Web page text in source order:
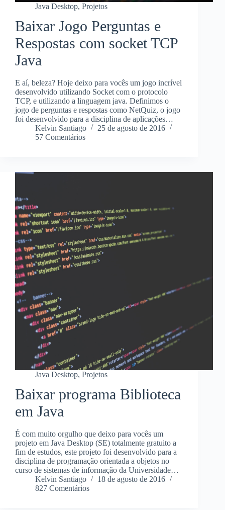
Java Desktop, Projetos
Baixar Jogo Perguntas e
Respostas com socket TCP
Java
E aí, beleza? Hoje deixo para vocês um jogo incrível
desenvolvido utilizando Socket com o protocolo
TCP, e utilizando a linguagem java. Definimos o
jogo de perguntas e respostas como NetQuiz, o jogo
foi desenvolvido para a disciplina de aplicações…
Kelvin Santiago
25 de agosto de 2016
57 Comentários
Java Desktop, Projetos
Baixar programa Biblioteca
em Java
É com muito orgulho que deixo para vocês um
projeto em Java Desktop (SE) totalmente gratuito a
fim de estudos, este projeto foi desenvolvido para a
disciplina de programação orientada a objetos no
curso de sistemas de informação da Universidade…
Kelvin Santiago
18 de agosto de 2016
827 Comentários